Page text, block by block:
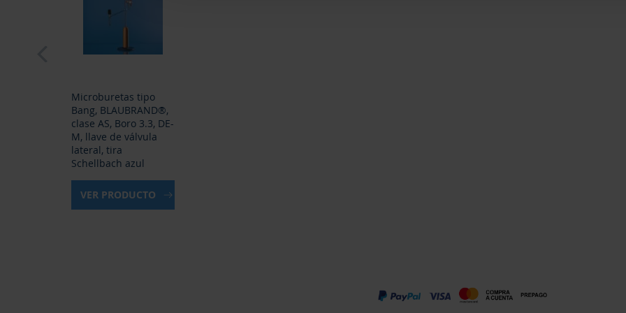
Microburetas tipo
Bang, BLAUBRAND®,
clase AS, Boro 3.3, DE-
M, llave de válvula
lateral, tira
Schellbach azul
VER PRODUCTO